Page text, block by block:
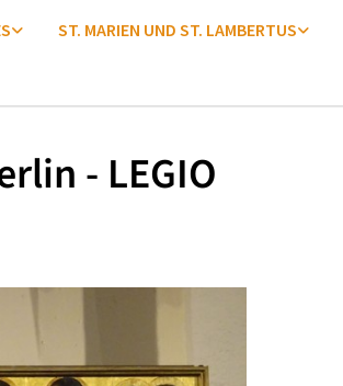
ST. MARIEN UND ST. LAMBERTUS
- LEGIO